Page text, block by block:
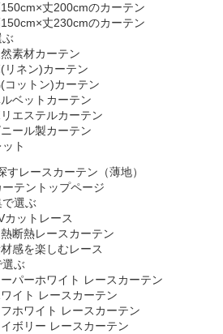
丈200cmのカーテン
丈230cmのカーテン
ぶ
素材カーテン
リネン)カーテン
コットン)カーテン
ベットカーテン
エステルカーテン
ニール製カーテン
ト
レースカーテン（薄地）
ーテントップページ
で選ぶ
カットレース
断熱レースカーテン
感を楽しむレース
選ぶ
パーホワイト レースカーテン
イト レースカーテン
ホワイト レースカーテン
ボリー レースカーテン